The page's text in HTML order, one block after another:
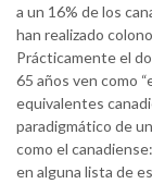
a un 16% de los
han realizado
Prácticamente el
65 años ven como
equivalentes
paradigmático de
como el
en alguna lista de